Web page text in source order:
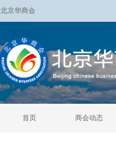
北京华商会
首页 商会动态